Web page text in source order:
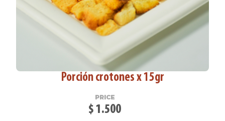
Porción crotones x 15gr
PRICE
$ 1.500